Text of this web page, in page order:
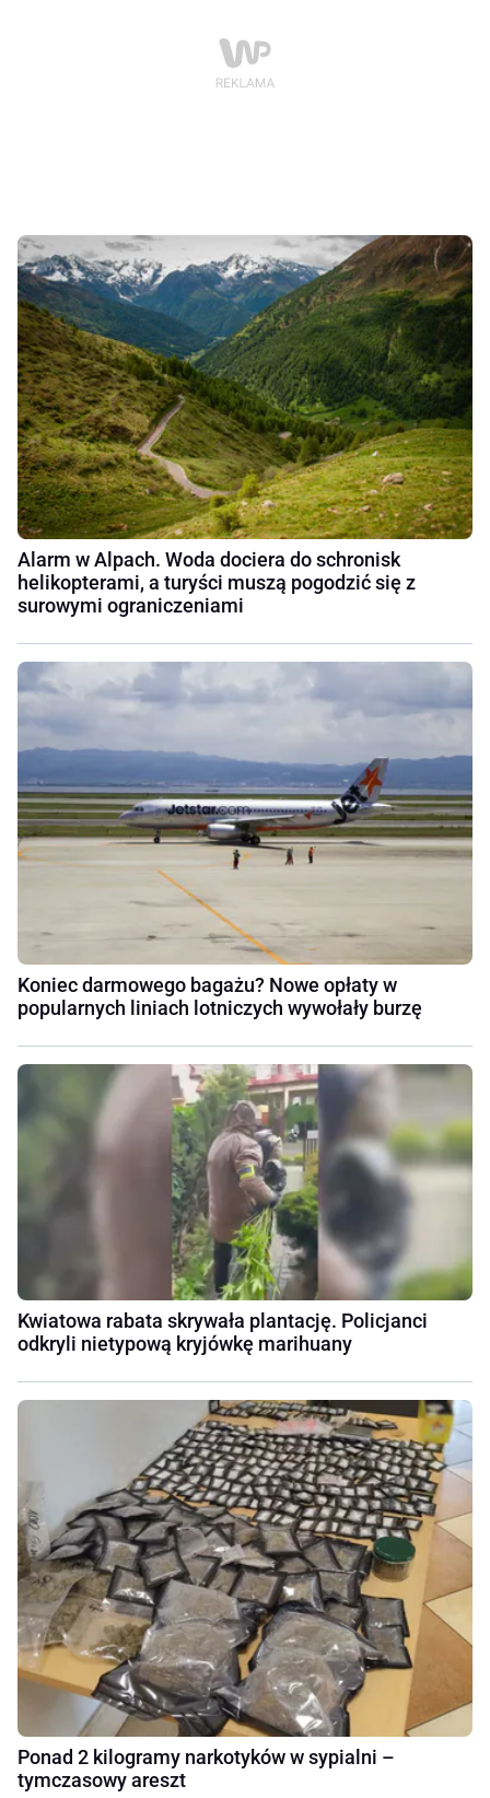
Alarm w Alpach. Woda dociera do schronisk
helikopterami, a turyści muszą pogodzić się z
surowymi ograniczeniami
Koniec darmowego bagażu? Nowe opłaty w
popularnych liniach lotniczych wywołały burzę
Kwiatowa rabata skrywała plantację. Policjanci
odkryli nietypową kryjówkę marihuany
Ponad 2 kilogramy narkotyków w sypialni –
tymczasowy areszt